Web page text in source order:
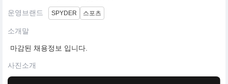
운영브랜드 SPYDER 스포츠
소개말
마감된 채용정보 입니다.
사진소개